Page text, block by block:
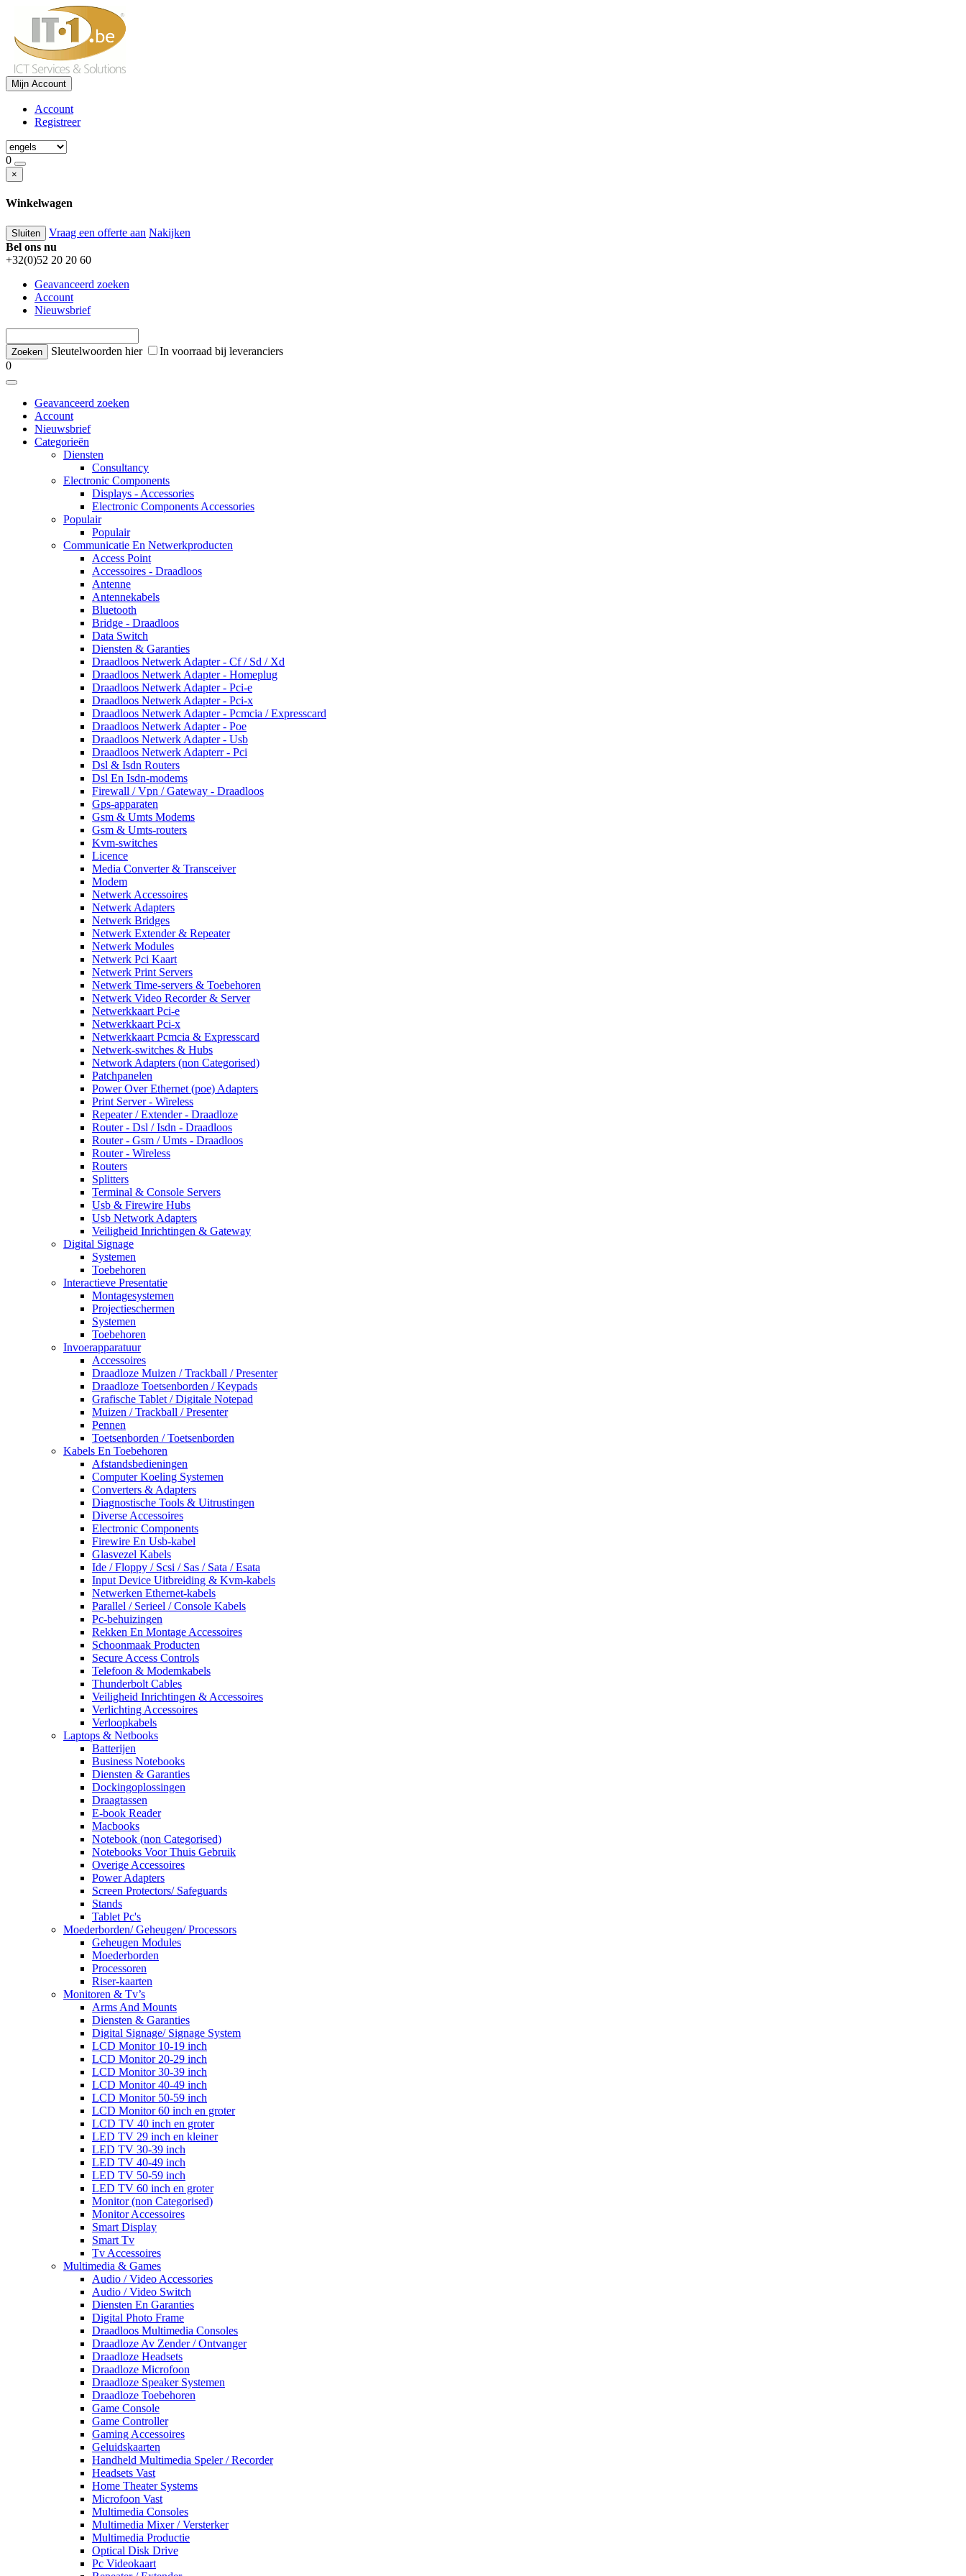
Mijn Account
Account
Registreer
0
×
Winkelwagen
Sluiten Vraag een offerte aan Nakijken
Bel ons nu
+32(0)52 20 20 60
Geavanceerd zoeken
Account
Nieuwsbrief
Sleutelwoorden hier
In voorraad bij leveranciers
0
Geavanceerd zoeken
Account
Nieuwsbrief
Categorieën
Diensten
Consultancy
Electronic Components
Displays - Accessories
Electronic Components Accessories
Populair
Populair
Communicatie En Netwerkproducten
Access Point
Accessoires - Draadloos
Antenne
Antennekabels
Bluetooth
Bridge - Draadloos
Data Switch
Diensten & Garanties
Draadloos Netwerk Adapter - Cf / Sd / Xd
Draadloos Netwerk Adapter - Homeplug
Draadloos Netwerk Adapter - Pci-e
Draadloos Netwerk Adapter - Pci-x
Draadloos Netwerk Adapter - Pcmcia / Expresscard
Draadloos Netwerk Adapter - Poe
Draadloos Netwerk Adapter - Usb
Draadloos Netwerk Adapterr - Pci
Dsl & Isdn Routers
Dsl En Isdn-modems
Firewall / Vpn / Gateway - Draadloos
Gps-apparaten
Gsm & Umts Modems
Gsm & Umts-routers
Kvm-switches
Licence
Media Converter & Transceiver
Modem
Netwerk Accessoires
Netwerk Adapters
Netwerk Bridges
Netwerk Extender & Repeater
Netwerk Modules
Netwerk Pci Kaart
Netwerk Print Servers
Netwerk Time-servers & Toebehoren
Netwerk Video Recorder & Server
Netwerkkaart Pci-e
Netwerkkaart Pci-x
Netwerkkaart Pcmcia & Expresscard
Netwerk-switches & Hubs
Network Adapters (non Categorised)
Patchpanelen
Power Over Ethernet (poe) Adapters
Print Server - Wireless
Repeater / Extender - Draadloze
Router - Dsl / Isdn - Draadloos
Router - Gsm / Umts - Draadloos
Router - Wireless
Routers
Splitters
Terminal & Console Servers
Usb & Firewire Hubs
Usb Network Adapters
Veiligheid Inrichtingen & Gateway
Digital Signage
Systemen
Toebehoren
Interactieve Presentatie
Montagesystemen
Projectieschermen
Systemen
Toebehoren
Invoerapparatuur
Accessoires
Draadloze Muizen / Trackball / Presenter
Draadloze Toetsenborden / Keypads
Grafische Tablet / Digitale Notepad
Muizen / Trackball / Presenter
Pennen
Toetsenborden / Toetsenborden
Kabels En Toebehoren
Afstandsbedieningen
Computer Koeling Systemen
Converters & Adapters
Diagnostische Tools & Uitrustingen
Diverse Accessoires
Electronic Components
Firewire En Usb-kabel
Glasvezel Kabels
Ide / Floppy / Scsi / Sas / Sata / Esata
Input Device Uitbreiding & Kvm-kabels
Netwerken Ethernet-kabels
Parallel / Serieel / Console Kabels
Pc-behuizingen
Rekken En Montage Accessoires
Schoonmaak Producten
Secure Access Controls
Telefoon & Modemkabels
Thunderbolt Cables
Veiligheid Inrichtingen & Accessoires
Verlichting Accessoires
Verloopkabels
Laptops & Netbooks
Batterijen
Business Notebooks
Diensten & Garanties
Dockingoplossingen
Draagtassen
E-book Reader
Macbooks
Notebook (non Categorised)
Notebooks Voor Thuis Gebruik
Overige Accessoires
Power Adapters
Screen Protectors/ Safeguards
Stands
Tablet Pc's
Moederborden/ Geheugen/ Processors
Geheugen Modules
Moederborden
Processoren
Riser-kaarten
Monitoren & Tv’s
Arms And Mounts
Diensten & Garanties
Digital Signage/ Signage System
LCD Monitor 10-19 inch
LCD Monitor 20-29 inch
LCD Monitor 30-39 inch
LCD Monitor 40-49 inch
LCD Monitor 50-59 inch
LCD Monitor 60 inch en groter
LCD TV 40 inch en groter
LED TV 29 inch en kleiner
LED TV 30-39 inch
LED TV 40-49 inch
LED TV 50-59 inch
LED TV 60 inch en groter
Monitor (non Categorised)
Monitor Accessoires
Smart Display
Smart Tv
Tv Accessoires
Multimedia & Games
Audio / Video Accessories
Audio / Video Switch
Diensten En Garanties
Digital Photo Frame
Draadloos Multimedia Consoles
Draadloze Av Zender / Ontvanger
Draadloze Headsets
Draadloze Microfoon
Draadloze Speaker Systemen
Draadloze Toebehoren
Game Console
Game Controller
Gaming Accessoires
Geluidskaarten
Handheld Multimedia Speler / Recorder
Headsets Vast
Home Theater Systems
Microfoon Vast
Multimedia Consoles
Multimedia Mixer / Versterker
Multimedia Productie
Optical Disk Drive
Pc Videokaart